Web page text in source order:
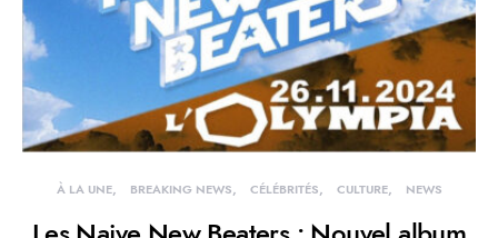
À LA UNE BREAKING NEWS CÉLÉBRITÉS CULTURE NEWS